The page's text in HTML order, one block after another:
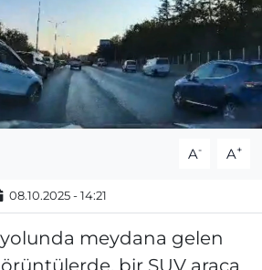
A- A+
08.10.2025 - 14:21
meydana gelen